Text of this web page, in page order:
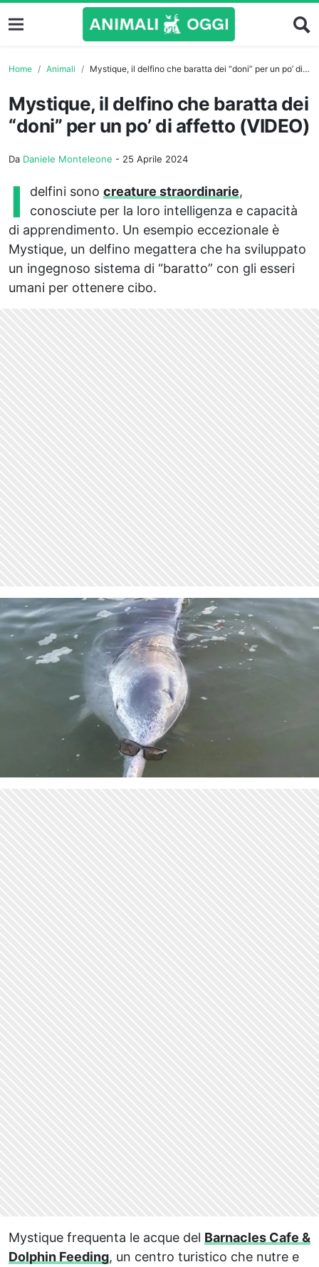
Home Animali Mystique, il delfino che baratta dei “doni” per un po’ di affetto (VIDEO)
Mystique, il delfino che baratta dei
“doni” per un po’ di affetto (VIDEO)
Da Daniele Monteleone - 25 Aprile 2024
I delfini sono creature straordinarie,
conosciute per la loro intelligenza e capacità
di apprendimento. Un esempio eccezionale è
Mystique, un delfino megattera che ha sviluppato
un ingegnoso sistema di “baratto” con gli esseri
umani per ottenere cibo.
Mystique frequenta le acque del Barnacles Cafe &
Dolphin Feeding, un centro turistico che nutre e